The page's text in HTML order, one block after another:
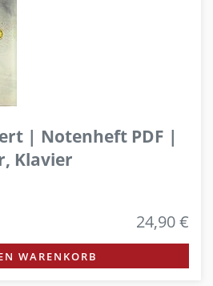
| Notenheft PDF |
Klavier
24,90 €
WARENKORB